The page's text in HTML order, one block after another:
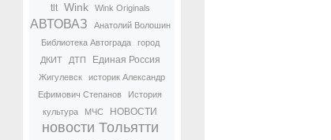
tlt Wink Wink Originals
АВТОВАЗ
Анатолий Волошин
Библиотека Автограда
город
ДКИТ
ДТП Единая Россия
Жигулевск
историк Александр
Ефимович Степанов
История
культура
МЧС НОВОСТИ
новости Тольятти